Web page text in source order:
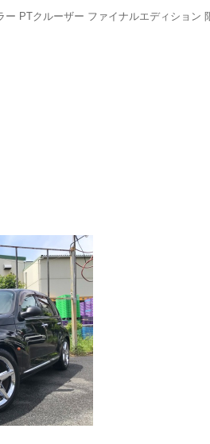
PTクルーザー ファイナルエディション